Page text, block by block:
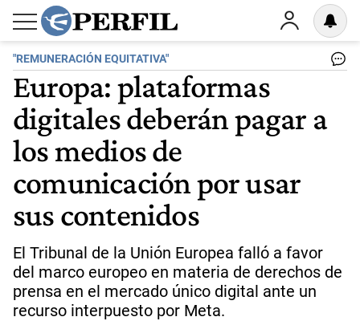
"REMUNERACIÓN EQUITATIVA"
Europa: plataformas
digitales deberán pagar a
los medios de
comunicación por usar
sus contenidos
El Tribunal de la Unión Europea falló a favor
del marco europeo en materia de derechos de
prensa en el mercado único digital ante un
recurso interpuesto por Meta.